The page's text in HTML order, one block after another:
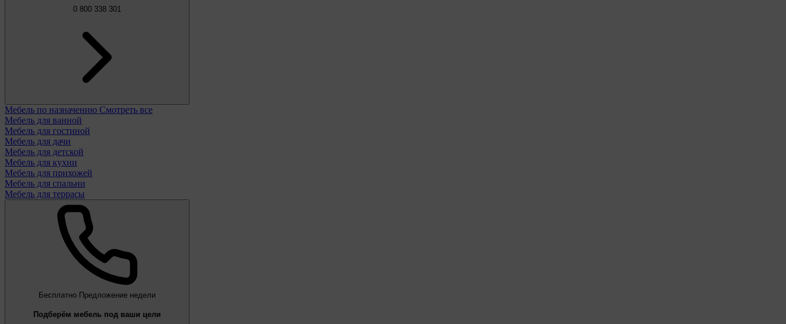
0 800 338 301
Мебель по назначению Смотреть все
Мебель для ванной
Мебель для гостиной
Мебель для дачи
Мебель для детской
Мебель для кухни
Мебель для прихожей
Мебель для спальни
Мебель для террасы
Бесплатно Предложение недели
Подберём мебель под ваши цели